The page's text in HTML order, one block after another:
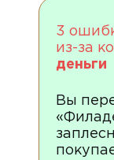
3
из-за
деньги
Вы